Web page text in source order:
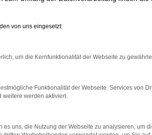
bestimmter Seiten verhindern.
beheben.
von uns eingesetzt:
um die Kernfunktionalität der Webseite zu
Funktionalität der Webseite. Services von
weitere werden aktiviert.
es uns, die Nutzung der Webseite zu analysieren, um